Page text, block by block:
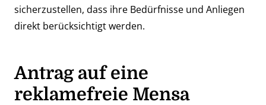
sicherzustellen, dass ihre Bedürfnisse und Anliegen
direkt berücksichtigt werden.
Antrag auf eine
reklamefreie Mensa